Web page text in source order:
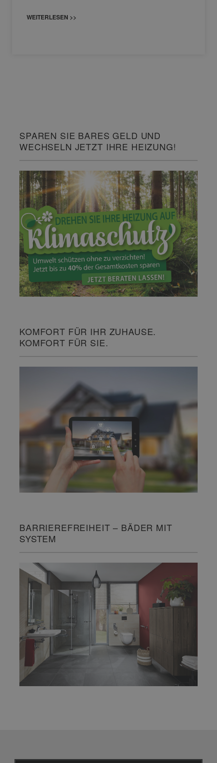
WEITERLESEN >>
SPAREN SIE BARES GELD UND
WECHSELN JETZT IHRE HEIZUNG!
KOMFORT FÜR IHR ZUHAUSE.
KOMFORT FÜR SIE.
BARRIEREFREIHEIT – BÄDER MIT
SYSTEM